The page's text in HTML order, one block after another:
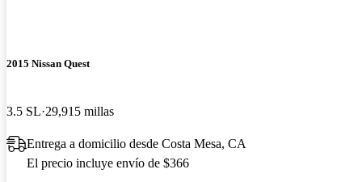
2015 Nissan Quest
3.5 SL 29,915 millas
Entrega a domicilio desde Costa Mesa, CA
El precio incluye envío de $366